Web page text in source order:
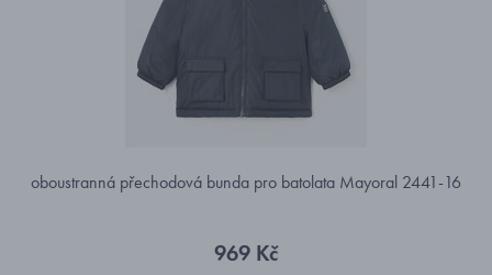
oboustranná přechodová bunda pro batolata Mayoral 2441-16
969 Kč